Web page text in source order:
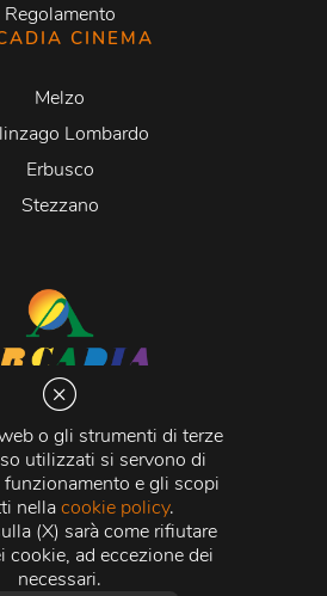
o gli strumenti di terze
utilizzati si servono di
e gli scopi
nellacookie policy.
(X) sarà come rifiutare
cookie, ad eccezione dei
necessari.
Regolamento
CINEMA
Melzo
Lombardo
Erbusco
Stezzano
della Libertà 20066 Melzo (MI)
di Milano n. 1427910
di Milano n. 338392 -
| Capitale Sociale
500.000,00 i.v.
S.r.l. 2026 © Tutti i diritti
riservati.